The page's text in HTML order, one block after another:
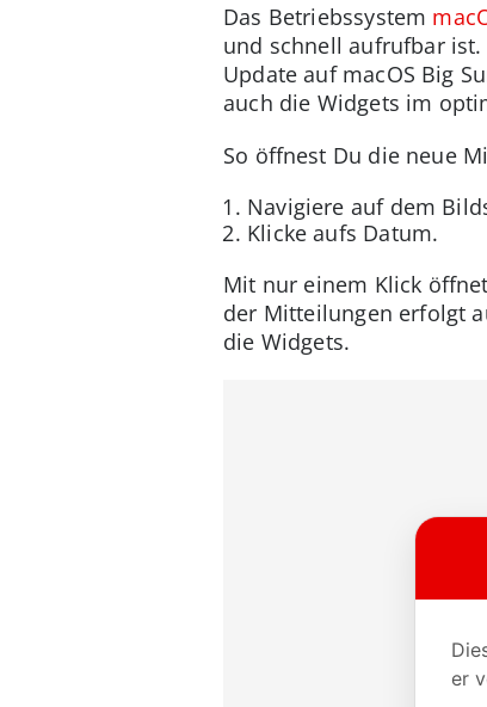
Das Betriebssystem
und schnell aufrufbar
Update auf macOS Big
auch die Widgets im
So öffnest Du die neue
Navigiere auf dem
Klicke aufs Datum.
Mit nur einem Klick
der Mitteilungen erfolgt
die Widgets.